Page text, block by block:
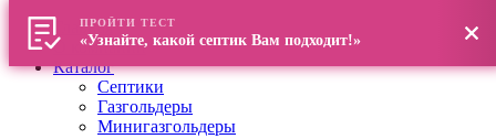
Главная
О компании
Каталог
Септики
Газгольдеры
Минигазгольдеры
ПРОЙТИ ТЕСТ
«Узнайте, какой септик Вам подходит!»